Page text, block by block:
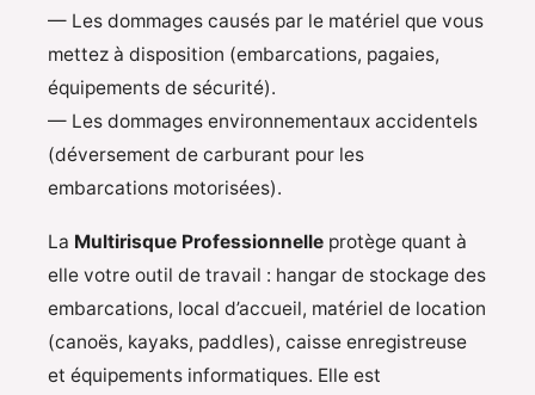
— Les dommages causés par le matériel que vous
mettez à disposition (embarcations, pagaies,
équipements de sécurité).
— Les dommages environnementaux accidentels
(déversement de carburant pour les
embarcations motorisées).
La Multirisque Professionnelle protège quant à
elle votre outil de travail : hangar de stockage des
embarcations, local d’accueil, matériel de location
(canoës, kayaks, paddles), caisse enregistreuse
et équipements informatiques. Elle est